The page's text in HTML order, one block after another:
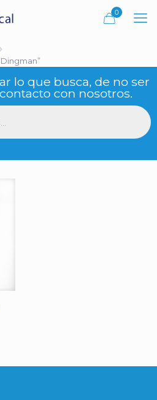
0
lo que busca, de no ser
con nosotros.